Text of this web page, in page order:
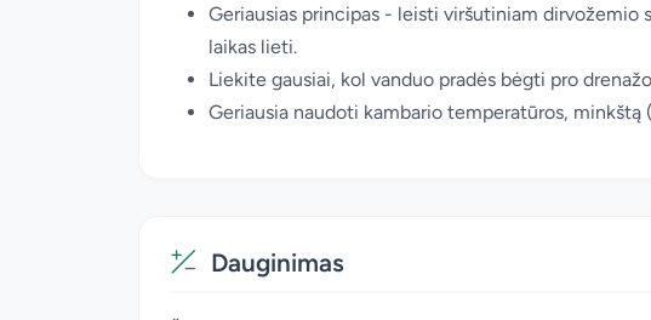
Geriausias principas - leisti viršutiniam
laikas lieti.
Liekite gausiai, kol vanduo pradės bėgti pro
Geriausia naudoti kambario temperatūros,
Dauginimas